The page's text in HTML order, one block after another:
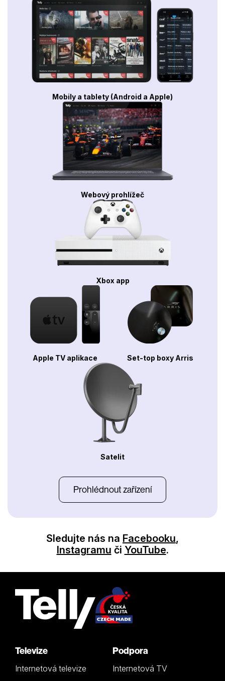
Mobily a tablety (Android a Apple)
Webový prohlížeč
Xbox app
Apple TV aplikace Set-top boxy Arris
Satelit
Prohlédnout zařízení
Sledujte nás na Facebooku,
Instagramu či YouTube.
Televize
Internetová televize
Podpora
Internetová TV